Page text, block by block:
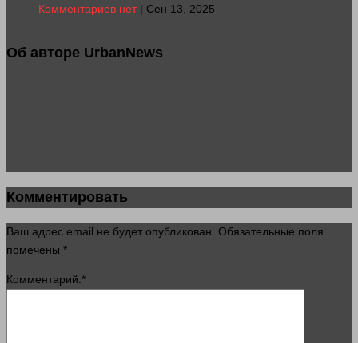
Комментариев нет| Сен 13, 2025
Об авторе UrbanNews
Комментировать
Ваш адрес email не будет опубликован. Обязательные поля
помечены *
Комментарий:*